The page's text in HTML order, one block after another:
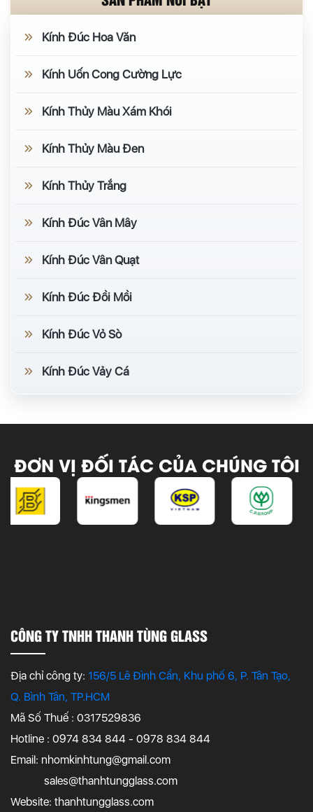
Kính Đúc Hoa Văn
Kính Uốn Cong Cường Lực
Kính Thủy Màu Xám Khói
Kính Thủy Màu Đen
Kính Thủy Trắng
Kính Đúc Vân Mây
Kính Đúc Vân Quạt
Kính Đúc Đồi Mồi
Kính Đúc Vỏ Sò
Kính Đúc Vảy Cá
ĐƠN VỊ ĐỐI TÁC CỦA CHÚNG TÔI
CÔNG TY TNHH THANH TÙNG GLASS
Địa chỉ công ty: 156/5 Lê Đình Cẩn, Khu phố 6, P. Tân Tạo,
Q. Bình Tân, TP.HCM
Mã Số Thuế : 0317529836
Hotline : 0974 834 844 - 0978 834 844
Email: nhomkinhtung@gmail.com
sales@thanhtungglass.com
Website: thanhtungglass.com